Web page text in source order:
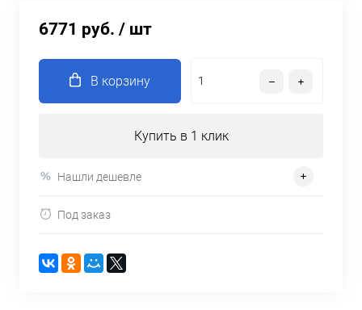
6771 руб. / шт
В корзину
Купить в 1 клик
Нашли дешевле
Под заказ